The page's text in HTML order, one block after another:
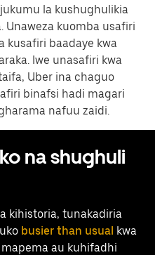
la kushughulikia
Unaweza kuomba usafiri
kusafiri baadaye kwa
Iwe unasafiri kwa
Uber ina chaguo
binafsi hadi magari
nafuu zaidi.
na shughuli
kihistoria, tunakadiria
busier than usual kwa
au kuhifadhi